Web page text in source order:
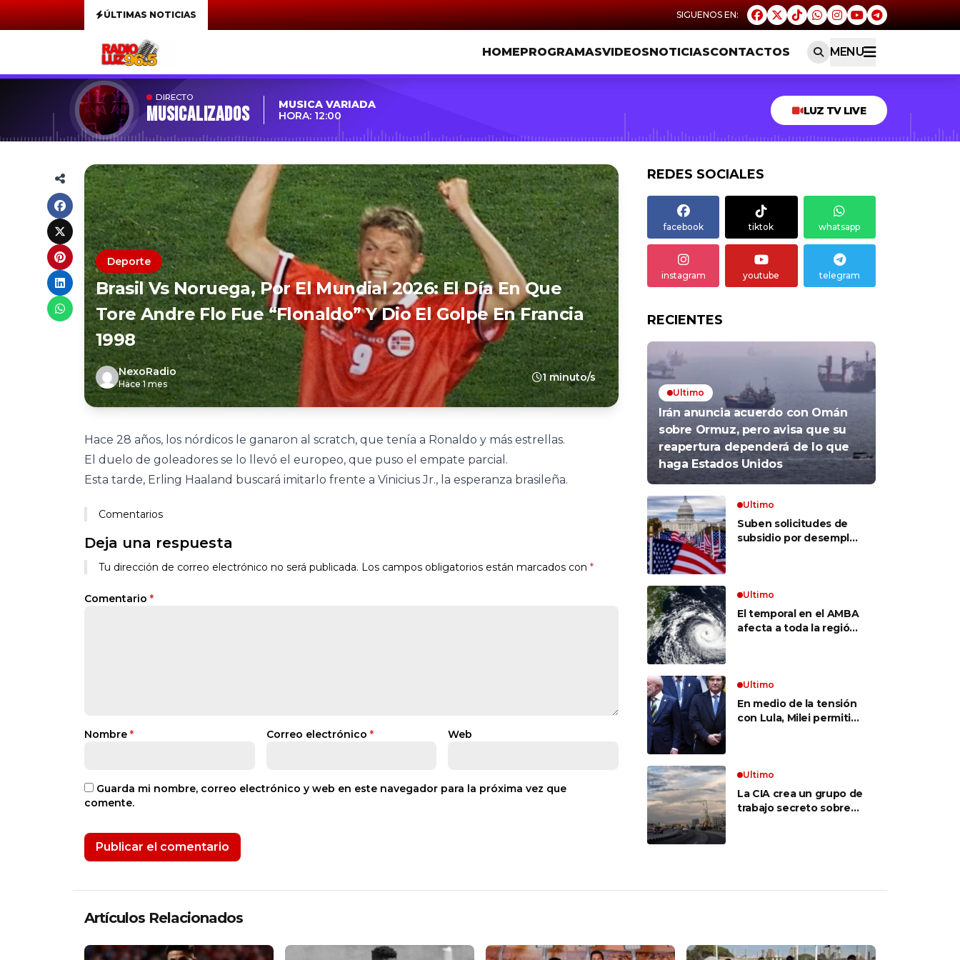
ÚLTIMAS NOTICIAS
HOMEPROGRAMASVIDEOSNOTICIASCONTACTOS MENU
DIRECTO
MUSICALIZADOS
MUSICA VARIADA
HORA: 12:00
LUZ TV LIVE
Deporte
Brasil Vs Noruega, Por El Mundial 2026: El Día En Que
Tore Andre Flo Fue “Flonaldo” Y Dio El Golpe En Francia
1998
NexoRadio
Hace 1 mes
1 minuto/s
Hace 28 años, los nórdicos le ganaron al scratch, que tenía a Ronaldo y más estrellas.
El duelo de goleadores se lo llevó el europeo, que puso el empate parcial.
Esta tarde, Erling Haaland buscará imitarlo frente a Vinicius Jr., la esperanza brasileña.
Comentarios
Deja una respuesta
Tu dirección de correo electrónico no será publicada. Los campos obligatorios están marcados con *
Comentario *
Nombre * Correo electrónico * Web
Guarda mi nombre, correo electrónico y web en este navegador para la próxima vez que
comente.
REDES SOCIALES
facebook tiktok whatsapp
instagram youtube telegram
RECIENTES
Ultimo
Irán anuncia acuerdo con Omán
sobre Ormuz, pero avisa que su
reapertura dependerá de lo que
haga Estados Unidos
Ultimo
Suben solicitudes de
subsidio por desempleo
Ultimo
El temporal en el AMBA
afecta a toda la región:
tornado en Brasil
Ultimo
En medio de la tensión
con Lula, Milei permitió
militares conjuntos
Ultimo
La CIA crea un grupo de
trabajo secreto sobre
Artículos Relacionados